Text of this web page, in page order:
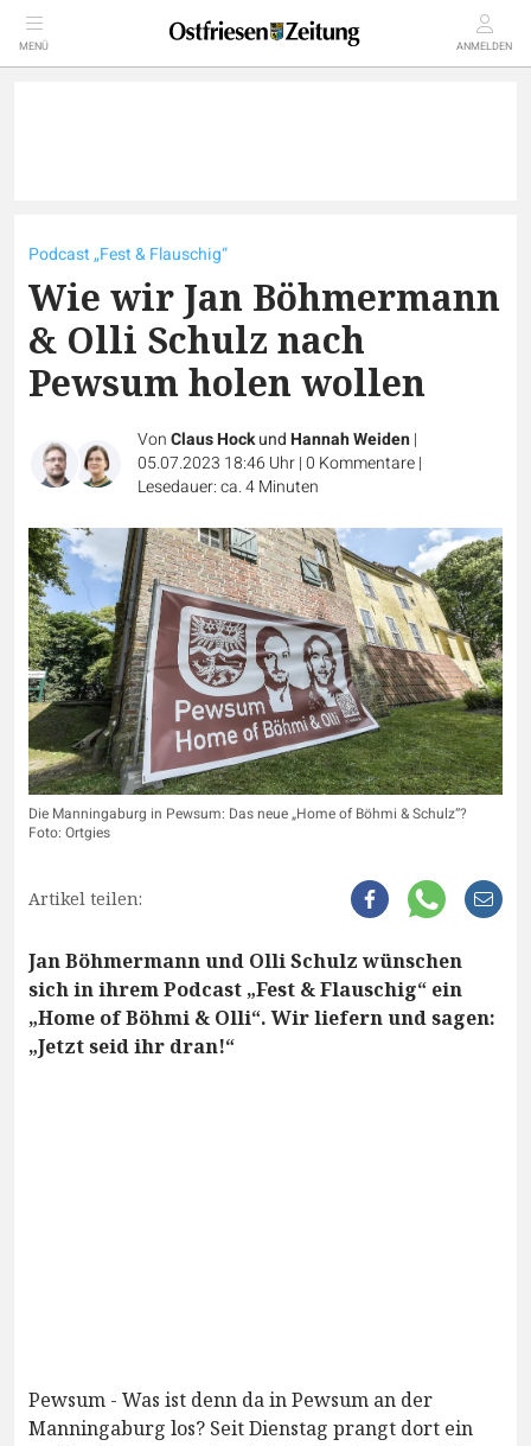
MENÜ ANMELDEN
Podcast „Fest & Flauschig“
Wie wir Jan Böhmermann
& Olli Schulz nach
Pewsum holen wollen
VonClaus HockundHannah Weiden|
05.07.2023 18:46 Uhr|0 Kommentare|
Lesedauer: ca. 4 Minuten
Die Manningaburg in Pewsum: Das neue „Home of Böhmi & Schulz“?
Foto: Ortgies
Artikel teilen:
Jan Böhmermann und Olli Schulz wünschen
sich in ihrem Podcast „Fest & Flauschig“ ein
„Home of Böhmi & Olli“. Wir liefern und sagen:
„Jetzt seid ihr dran!“
Pewsum - Was ist denn da in Pewsum an der
Manningaburg los? Seit Dienstag prangt dort ein